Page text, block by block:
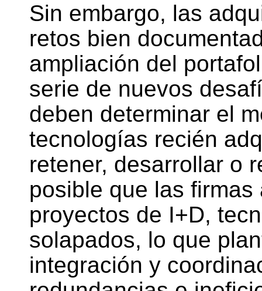
Sin embargo, las
retos bien
ampliación del
serie de nuevos
deben determinar el
tecnologías recién
retener, desarrollar o
posible que las
proyectos de I+D,
solapados, lo que
integración y